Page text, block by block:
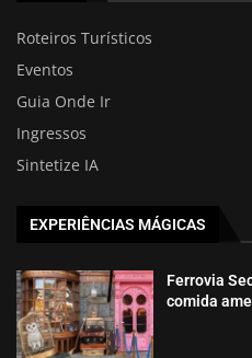
Roteiros Turísticos
Eventos
Guia Onde Ir
Ingressos
Sintetize IA
EXPERIÊNCIAS MÁGICAS
Ferrovia
comida